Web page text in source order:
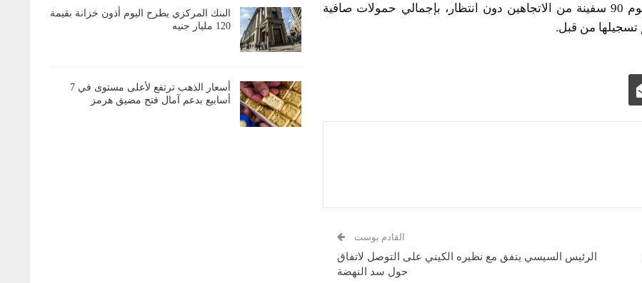
يوم الثلاثاء الموافق 18 أكتوبر حيث عبرت في ذلك اليوم 90 سفينة من الاتجاهين دون انتظار، بإجمالي حمولات صافية
القادم بوست
الرئيس السيسي يتفق مع نظيره الكيني على التوصل لاتفاق
حول سد النهضة
البنك المركزي يطرح اليوم أذون خزانة بقيمة
120 مليار جنيه
أسعار الذهب ترتفع لأعلى مستوى في 7
أسابيع بدعم آمال فتح مضيق هرمز